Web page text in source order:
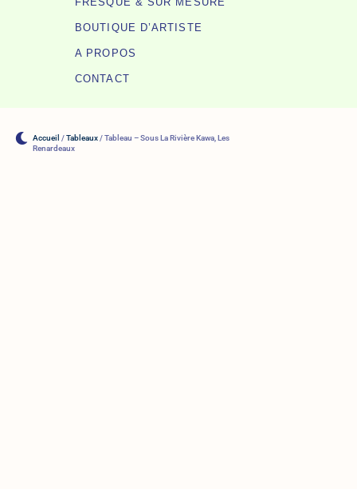
BOUTIQUE D’ARTISTE
A PROPOS
CONTACT
Accueil /Tableaux / Tableau – Sous La Rivière Kawa, Les
Renardeaux